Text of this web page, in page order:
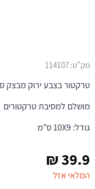
39.9
₪
המלאי אזל
מק"ט:114107
טרקטור בצבע ירוק מבצק
מושלם למסיבת טרקטורים
גודל: 10X9 ס”מ